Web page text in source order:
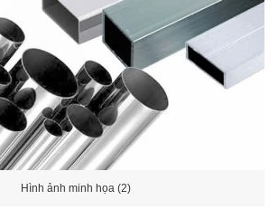
Hình ảnh minh họa (2)